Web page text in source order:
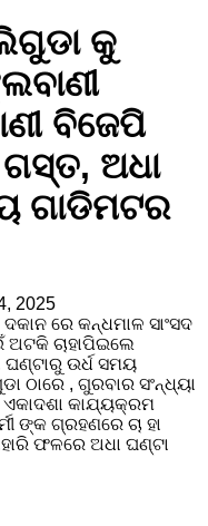
କୁ
ବିଜେପି
ଅଧା
ଗାଡିମଟର
2025
ଦକାନ ରେ କନ୍ଧମାଳ ସାଂସଦ
ଅଟକି ଚାହାପିଇଲେ
ଘଣ୍ଟାରୁ ଉର୍ଧ ସମୟ
ଠାରେ , ଗୁରବାର ସଂନ୍ଧ୍ୟା
କାଯ୍ୟକ୍ରମ
ଙ୍କ ଗ୍ରହଣରେ ଚା ହା
ଫଳରେ ଅଧା ଘଣ୍ଟା